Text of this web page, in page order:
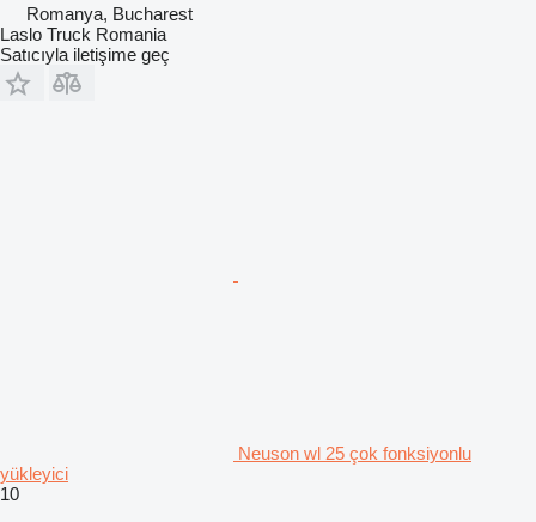
Romanya, Bucharest
Laslo Truck Romania
Satıcıyla iletişime geç
Neuson wl 25 çok fonksiyonlu
yükleyici
10